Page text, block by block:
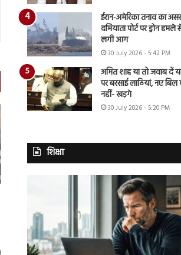
ईरान-अमेरिका तनाव का
दमियाता पोर्ट पर ड्रोन
लगी आग
30 July 2026 - 5:42 PM
अमित शाह या तो जवाब दें
पर बरसाई लाठियां, नए
नहीं- खड़गे
30 July 2026 - 5:20 PM
शिक्षा